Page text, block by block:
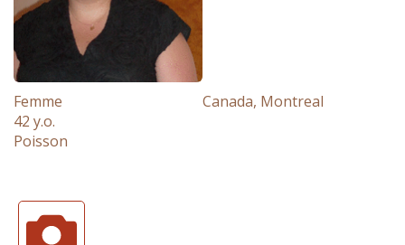
Femme
42 y.o.
Poisson
Canada, Montreal